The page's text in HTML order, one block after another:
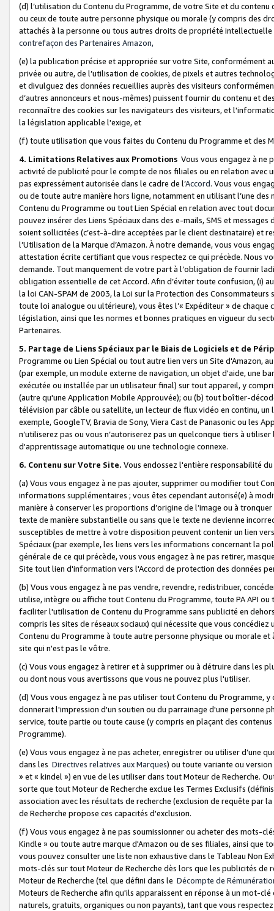
(d) l’utilisation du Contenu du Programme, de votre Site et du
ou ceux de toute autre personne physique ou morale (y compris des
attachés à la personne ou tous autres droits de propriété
contrefaçon des Partenaires Amazon,
(e) la publication précise et appropriée sur votre Site, conformément
privée ou autre, de l’utilisation de cookies, de pixels et autres
et divulguez des données recueillies auprès des visiteurs
d’autres annonceurs et nous-mêmes) puissent fournir du contenu et
reconnaître des cookies sur les navigateurs des visiteurs, et
la législation applicable l'exige, et
(f) toute utilisation que vous faites du Contenu du Programme et des
4. Limitations Relatives aux Promotions Vous vous engagez à ne
activité de publicité pour le compte de nos filiales ou en relation avec
pas expressément autorisée dans le cadre de l’Accord. Vous vous
ou de toute autre manière hors ligne, notamment en utilisant l’une
Contenu du Programme ou tout Lien Spécial en relation avec tout
pouvez insérer des Liens Spéciaux dans des e-mails, SMS et
soient sollicitées (c’est-à-dire acceptées par le client destinataire) et
l’Utilisation de la Marque d’Amazon. À notre demande, vous vous
attestation écrite certifiant que vous respectez ce qui précède. Nous
demande. Tout manquement de votre part à l’obligation de fournir
obligation essentielle de cet Accord. Afin d’éviter toute confusion, (i)
la loi CAN-SPAM de 2003, la Loi sur la Protection des
toute loi analogue ou ultérieure), vous êtes l’« Expéditeur » de
législation, ainsi que les normes et bonnes pratiques en vigueur du
Partenaires.
5. Partage de Liens Spéciaux par le Biais de Logiciels et de
Programme ou Lien Spécial ou tout autre lien vers un Site d'Amazon,
(par exemple, un module externe de navigation, un objet d'aide, une
exécutée ou installée par un utilisateur final) sur tout appareil, y
(autre qu'une Application Mobile Approuvée); ou (b) tout boîtier-
télévision par câble ou satellite, un lecteur de flux vidéo en continu,
exemple, GoogleTV, Bravia de Sony, Viera Cast de Panasonic ou les
n’utiliserez pas ou vous n’autoriserez pas un quelconque tiers à
d'apprentissage automatique ou une technologie connexe.
6. Contenu sur Votre Site. Vous endossez l'entière responsabilité
(a) Vous vous engagez à ne pas ajouter, supprimer ou modifier tout
informations supplémentaires ; vous êtes cependant autorisé(e) à
manière à conserver les proportions d’origine de l’image ou à
texte de manière substantielle ou sans que le texte ne devienne
susceptibles de mettre à votre disposition peuvent contenir un lien
Spéciaux (par exemple, les liens vers les informations concernant la
générale de ce qui précède, vous vous engagez à ne pas retirer,
Site tout lien d'information vers l'Accord de protection des données
(b) Vous vous engagez à ne pas vendre, revendre, redistribuer,
utilise, intègre ou affiche tout Contenu du Programme, toute PA API
faciliter l'utilisation de Contenu du Programme sans publicité en
compris les sites de réseaux sociaux) qui nécessite que vous
Contenu du Programme à toute autre personne physique ou morale
site qui n'est pas le vôtre.
(c) Vous vous engagez à retirer et à supprimer ou à détruire dans les
ou dont nous vous avertissons que vous ne pouvez plus l'utiliser.
(d) Vous vous engagez à ne pas utiliser tout Contenu du Programme,
donnerait l'impression d'un soutien ou du parrainage d'une personne
service, toute partie ou toute cause (y compris en plaçant des
Programme).
(e) Vous vous engagez à ne pas acheter, enregistrer ou utiliser d’une
dans les Directives relatives aux Marques) ou toute variante ou
» et « kindel ») en vue de les utiliser dans tout Moteur de Recherche.
sorte que tout Moteur de Recherche exclue les Termes Exclusifs
association avec les résultats de recherche (exclusion de requête
de Recherche propose ces capacités d'exclusion.
(f) Vous vous engagez à ne pas soumissionner ou acheter des mots-
Kindle » ou toute autre marque d'Amazon ou de ses filiales, ainsi que
vous pouvez consulter une liste non exhaustive dans le Tableau Non
mots-clés sur tout Moteur de Recherche dès lors que les publicités de
Moteur de Recherche (tel que défini dans le Décompte de
Moteurs de Recherche afin qu'ils apparaissent en réponse à un mot-
naturels, gratuits, organiques ou non payants), tant que vous